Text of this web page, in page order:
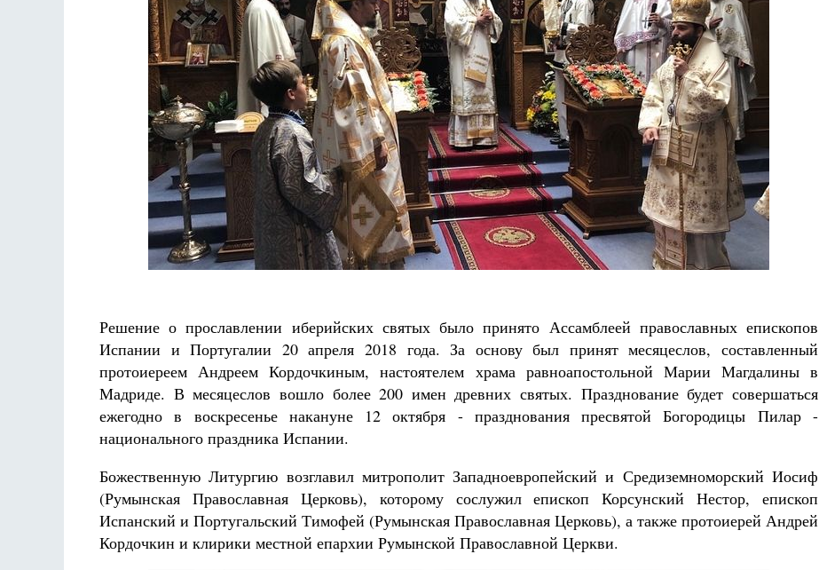
Решение о прославлении иберийских святых было принято Ассамблеей православных епископов
Испании и Португалии 20 апреля 2018 года. За основу был принят месяцеслов, составленный
протоиереем Андреем Кордочкиным, настоятелем храма равноапостольной Марии Магдалины в
Мадриде. В месяцеслов вошло более 200 имен древних святых. Празднование будет совершаться
ежегодно в воскресенье накануне 12 октября - празднования пресвятой Богородицы Пилар -
национального праздника Испании.
Божественную Литургию возглавил митрополит Западноевропейский и Средиземноморский Иосиф
(Румынская Православная Церковь), которому сослужил епископ Корсунский Нестор, епископ
Испанский и Португальский Тимофей (Румынская Православная Церковь), а также протоиерей Андрей
Кордочкин и клирики местной епархии Румынской Православной Церкви.